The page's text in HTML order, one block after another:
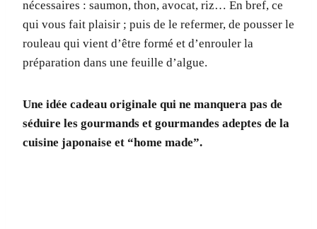
nécessaires : saumon, thon, avocat, riz… En bref, ce
qui vous fait plaisir ; puis de le refermer, de pousser le
rouleau qui vient d’être formé et d’enrouler la
préparation dans une feuille d’algue.
Une idée cadeau originale qui ne manquera pas de
séduire les gourmands et gourmandes adeptes de la
cuisine japonaise et “home made”.